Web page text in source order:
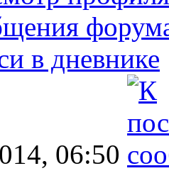
в дневнике
06:50